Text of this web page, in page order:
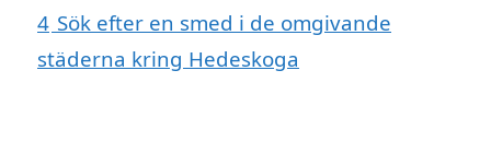
4 Sök efter en smed i de omgivande
städerna kring Hedeskoga